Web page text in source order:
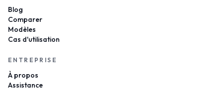
Blog
Comparer
Modèles
Cas d'utilisation
ENTREPRISE
À propos
Assistance